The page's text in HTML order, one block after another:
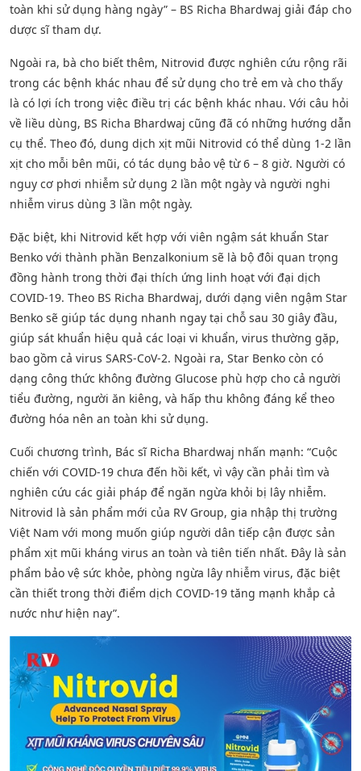
toàn khi sử dụng hàng ngày” – BS Richa Bhardwaj giải đáp cho
dược sĩ tham dự.
Ngoài ra, bà cho biết thêm, Nitrovid được nghiên cứu rộng rãi
trong các bệnh khác nhau để sử dụng cho trẻ em và cho thấy
là có lợi ích trong việc điều trị các bệnh khác nhau. Với câu hỏi
về liều dùng, BS Richa Bhardwaj cũng đã có những hướng dẫn
cụ thể. Theo đó, dung dịch xịt mũi Nitrovid có thể dùng 1-2 lần
xịt cho mỗi bên mũi, có tác dụng bảo vệ từ 6 – 8 giờ. Người có
nguy cơ phơi nhiễm sử dụng 2 lần một ngày và người nghi
nhiễm virus dùng 3 lần một ngày.
Đặc biệt, khi Nitrovid kết hợp với viên ngậm sát khuẩn Star
Benko với thành phần Benzalkonium sẽ là bộ đôi quan trọng
đồng hành trong thời đại thích ứng linh hoạt với đại dịch
COVID-19. Theo BS Richa Bhardwaj, dưới dạng viên ngậm Star
Benko sẽ giúp tác dụng nhanh ngay tại chỗ sau 30 giây đầu,
giúp sát khuẩn hiệu quả các loại vi khuẩn, virus thường gặp,
bao gồm cả virus SARS-CoV-2. Ngoài ra, Star Benko còn có
dạng công thức không đường Glucose phù hợp cho cả người
tiểu đường, người ăn kiêng, và hấp thu không đáng kể theo
đường hóa nên an toàn khi sử dụng.
Cuối chương trình, Bác sĩ Richa Bhardwaj nhấn mạnh: “Cuộc
chiến với COVID-19 chưa đến hồi kết, vì vậy cần phải tìm và
nghiên cứu các giải pháp để ngăn ngừa khỏi bị lây nhiễm.
Nitrovid là sản phẩm mới của RV Group, gia nhập thị trường
Việt Nam với mong muốn giúp người dân tiếp cận được sản
phẩm xịt mũi kháng virus an toàn và tiên tiến nhất. Đây là sản
phẩm bảo vệ sức khỏe, phòng ngừa lây nhiễm virus, đặc biệt
cần thiết trong thời điểm dịch COVID-19 tăng mạnh khắp cả
nước như hiện nay”.